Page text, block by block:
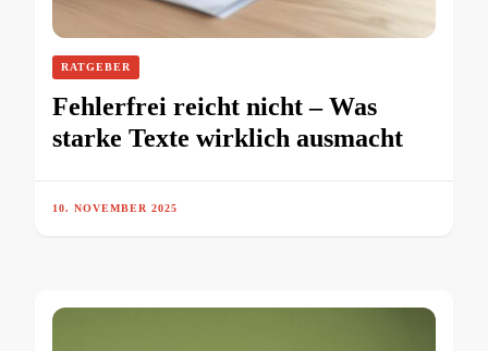
RATGEBER
Fehlerfrei reicht nicht – Was
starke Texte wirklich ausmacht
10. NOVEMBER 2025